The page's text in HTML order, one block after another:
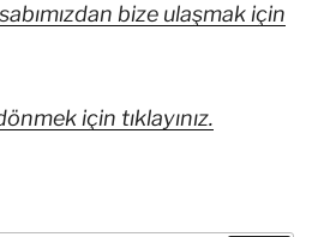
bize ulaşmak için
için tıklayınız.